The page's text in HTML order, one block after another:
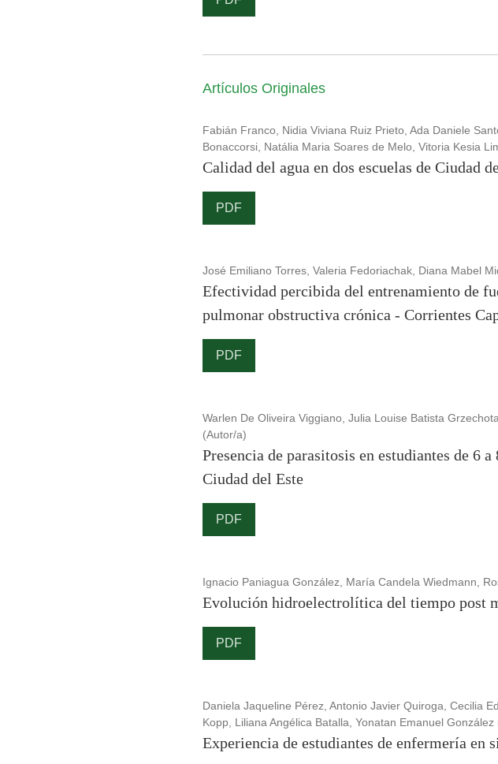
Artículos Originales
Fabián Franco, Nidia Viviana Ruiz Prieto, Ada Daniele
Bonaccorsi, Natália Maria Soares de Melo, Vitoria Kesia
Calidad del agua en dos escuelas de Ciudad
PDF
José Emiliano Torres, Valeria Fedoriachak, Diana Mabel
Efectividad percibida del entrenamiento de
pulmonar obstructiva crónica - Corrientes
PDF
Warlen De Oliveira Viggiano, Julia Louise Batista
(Autor/a)
Presencia de parasitosis en estudiantes de 6
Ciudad del Este
PDF
Ignacio Paniagua González, María Candela Wiedmann,
Evolución hidroelectrolítica del tiempo post
PDF
Daniela Jaqueline Pérez, Antonio Javier Quiroga, Cecilia
Kopp, Liliana Angélica Batalla, Yonatan Emanuel González
Experiencia de estudiantes de enfermería